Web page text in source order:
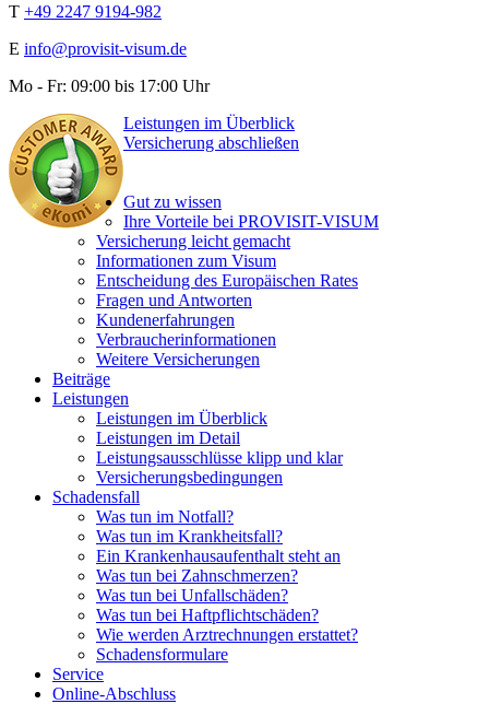
T +49 2247 9194-982
E info@provisit-visum.de
Mo - Fr: 09:00 bis 17:00 Uhr
Leistungen im Überblick
Versicherung abschließen
Gut zu wissen
Ihre Vorteile bei PROVISIT-VISUM
Versicherung leicht gemacht
Informationen zum Visum
Entscheidung des Europäischen Rates
Fragen und Antworten
Kundenerfahrungen
Verbraucherinformationen
Weitere Versicherungen
Beiträge
Leistungen
Leistungen im Überblick
Leistungen im Detail
Leistungsausschlüsse klipp und klar
Versicherungs­bedingungen
Schadensfall
Was tun im Notfall?
Was tun im Krankheitsfall?
Ein Krankenhausaufenthalt steht an
Was tun bei Zahnschmerzen?
Was tun bei Unfallschäden?
Was tun bei Haftpflichtschäden?
Wie werden Arztrechnungen erstattet?
Schadensformulare
Service
Online-Abschluss